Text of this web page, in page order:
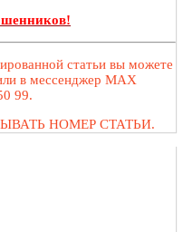
статьи вы можете
в мессенджер MAX
99.
НОМЕР СТАТЬИ.